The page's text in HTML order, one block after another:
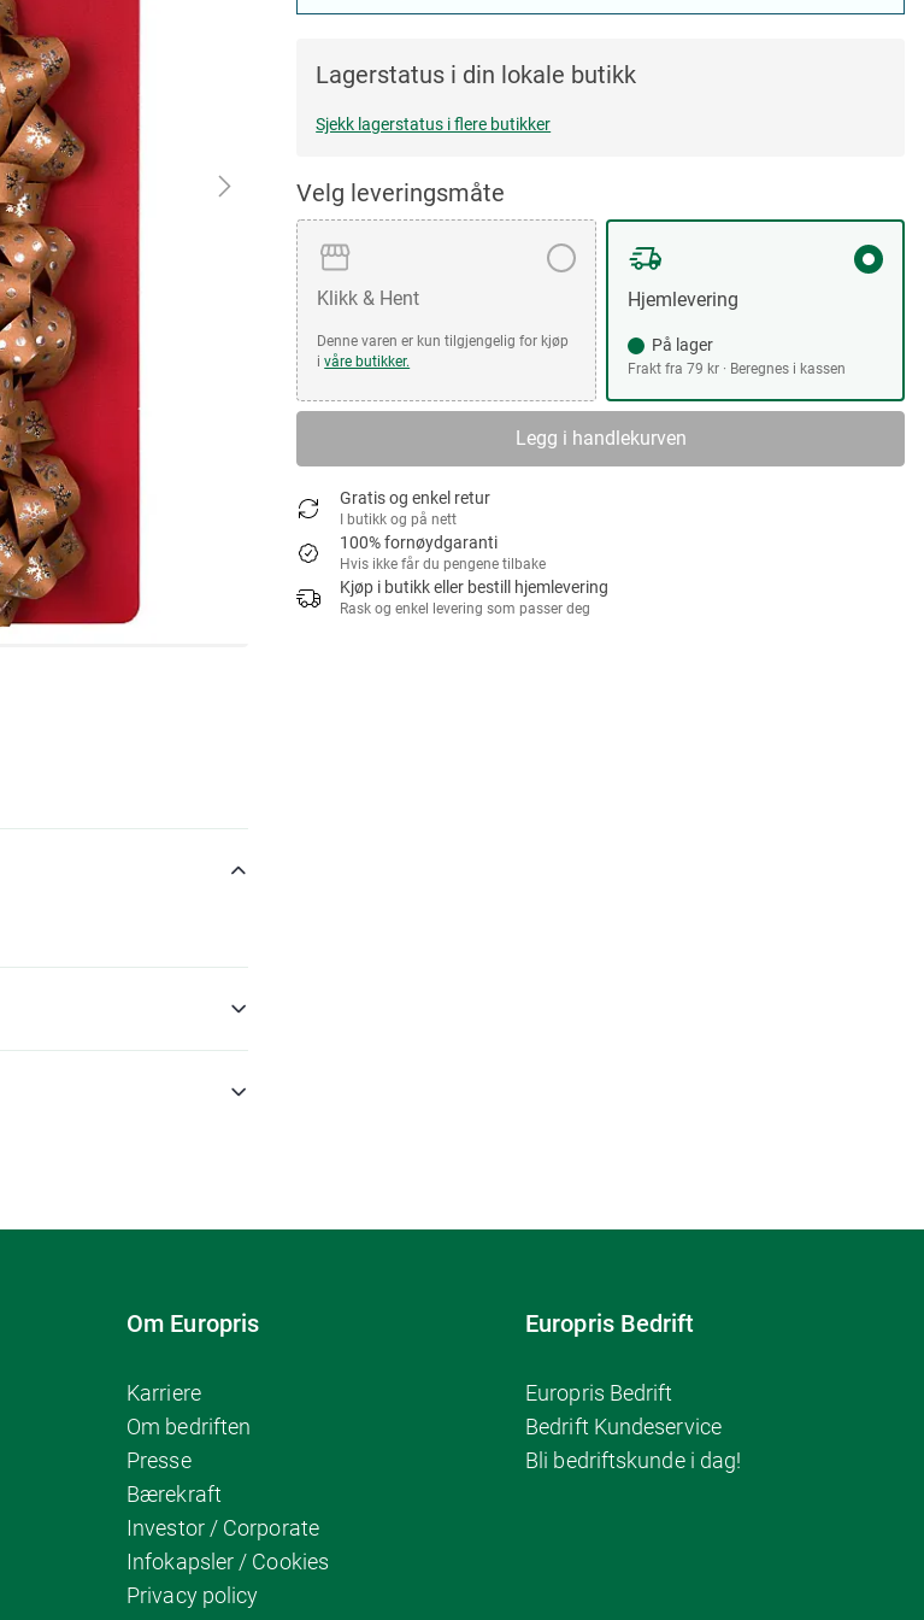
Lagerstatus i din lokale butikk
Sjekk lagerstatus i flere butikker
Velg leveringsmåte
Klikk & Hent
Denne varen er kun tilgjengelig for kjøp
ivåre butikker.
Hjemlevering
På lager
Frakt fra 79 kr · Beregnes i kassen
Legg i handlekurven
Gratis og enkel retur
I butikk og på nett
100% fornøydgaranti
Hvis ikke får du pengene tilbake
Kjøp i butikk eller bestill hjemlevering
Rask og enkel levering som passer deg
Om Europris
Karriere
Om bedriften
Presse
Bærekraft
Investor / Corporate
Infokapsler / Cookies
Privacy policy
Europris Bedrift
Europris Bedrift
Bedrift Kundeservice
Bli bedriftskunde i dag!